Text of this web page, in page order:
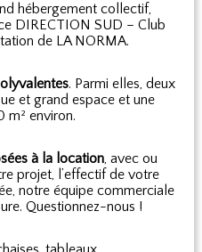
hébergement collectif,
DIRECTION SUD – Club
de LA NORMA.
. Parmi elles, deux
et grand espace et une
m² environ.
à la location, avec ou
projet, l’effectif de votre
notre équipe commerciale
Questionnez-nous !